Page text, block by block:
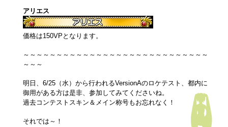
アリエス
価格は150VPとなります。
～～～～～～～～～～～～～～～～～～～～～～～～～～～～
～～～
明日、6/25（水）から行われるVersionAのロケテスト、都内に
御用がある方は是非、参加してみてくださいね。
過去コンテストスキン＆メイン称号もお忘れなく！
それでは～！